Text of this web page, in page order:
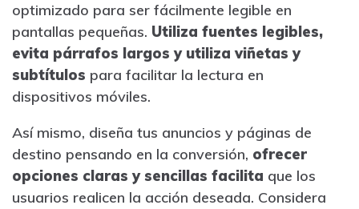
optimizado para ser fácilmente legible en
pantallas pequeñas. Utiliza fuentes legibles,
evita párrafos largos y utiliza viñetas y
subtítulos para facilitar la lectura en
dispositivos móviles.
Así mismo, diseña tus anuncios y páginas de
destino pensando en la conversión, ofrecer
opciones claras y sencillas facilita que los
usuarios realicen la acción deseada. Considera